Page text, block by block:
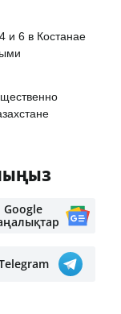
6 в Костанае
Google